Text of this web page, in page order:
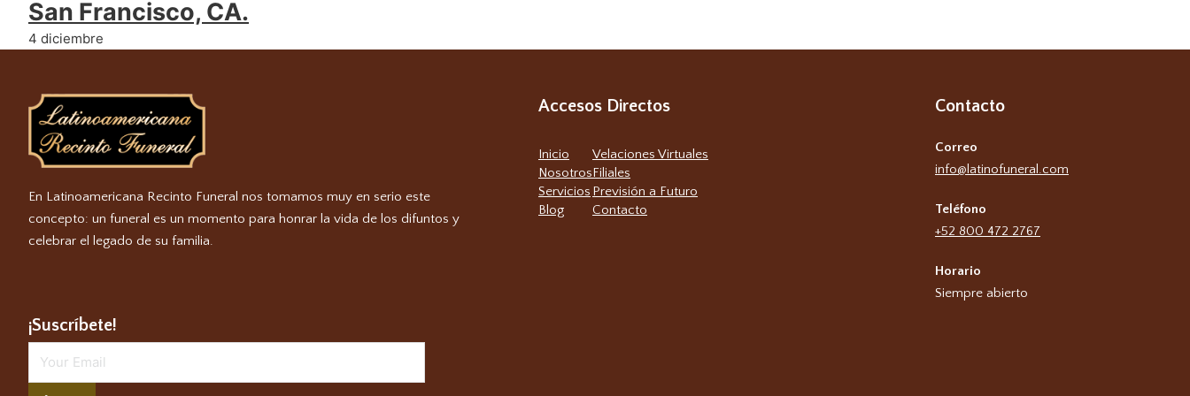
San Francisco, CA.
4 diciembre
En Latinoamericana Recinto Funeral nos tomamos muy en serio este
concepto: un funeral es un momento para honrar la vida de los difuntos y
celebrar el legado de su familia.
Accesos Directos
Inicio
Nosotros
Servicios
Blog
Velaciones Virtuales
Filiales
Previsión a Futuro
Contacto
Contacto
Correo
info@latinofuneral.com
Teléfono
+52 800 472 2767
Horario
Siempre abierto
¡Suscríbete!